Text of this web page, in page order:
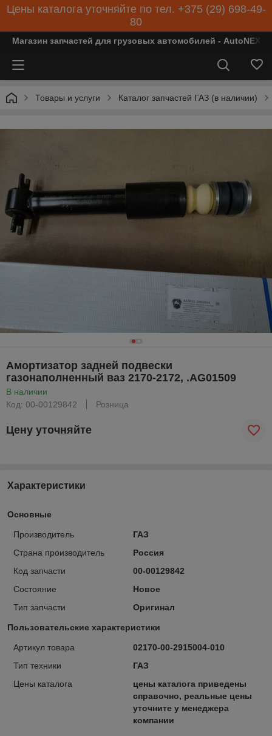
Цены каталога уточняйте по тел. +375 (29) 698-49-
80
Магазин запчастей для грузовых автомобилей - AutoNEXT
Товары и услуги Каталог запчастей ГАЗ (в наличии)
Амортизатор задней подвески
газонаполненный ваз 2170-2172, .AG01509
В наличии
Код: 00-00129842
Розница
Цену уточняйте
Характеристики
Основные
Производитель
ГАЗ
Страна производитель
Россия
Код запчасти
00-00129842
Состояние
Новое
Тип запчасти
Оригинал
Пользовательские характеристики
Артикул товара
02170-00-2915004-010
Тип техники
ГАЗ
Цены каталога
цены каталога приведены
справочно, реальные цены
уточните у менеджера
компании